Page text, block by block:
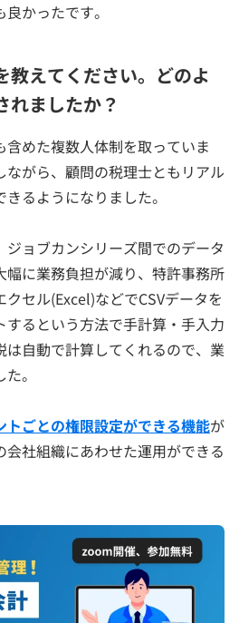
かったです。
教えてください。どのよ
れましたか？
めた複数人体制を取っていま
がら、顧問の税理士ともリアル
るようになりました。
ョブカンシリーズ間でのデータ
に業務負担が減り、特許事務所
セル(Excel)などでCSVデータを
るという方法で手計算・手入力
自動で計算してくれるので、業
。
トごとの権限設定ができる機能が
社組織にあわせた運用ができる